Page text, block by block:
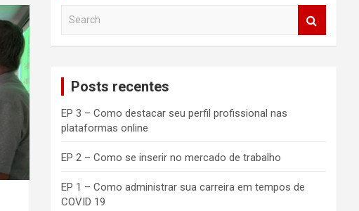
Posts recentes
EP 3 – Como destacar seu perfil profissional nas
plataformas online
EP 2 – Como se inserir no mercado de trabalho
EP 1 – Como administrar sua carreira em tempos de
COVID 19